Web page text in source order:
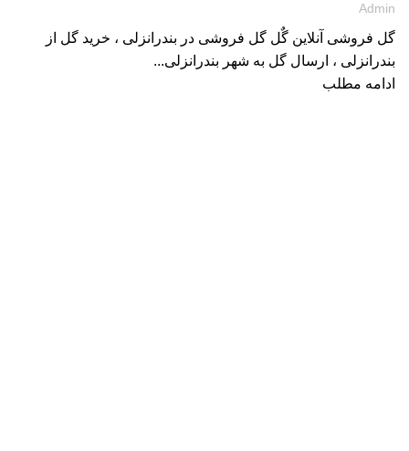
Admin
گل فروشی آنلاین گٌل گل فروشی در بندرانزلی ، خرید گل از
بندرانزلی ، ارسال گل به شهر بندرانزلی...
ادامه مطلب